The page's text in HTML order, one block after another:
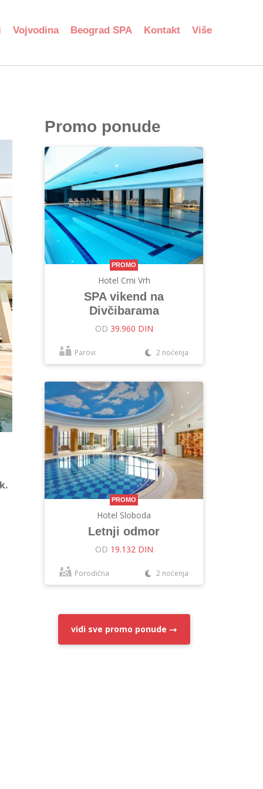
Vojvodina Beograd SPA Kontakt Više
Promo ponude
PROMO
Hotel Crni Vrh
SPA vikend na
Divčibarama
OD 39.960 DIN
Parovi 2 noćenja
PROMO
Hotel Sloboda
Letnji odmor
OD 19.132 DIN
Porodična 2 noćenja
vidi sve promo ponude